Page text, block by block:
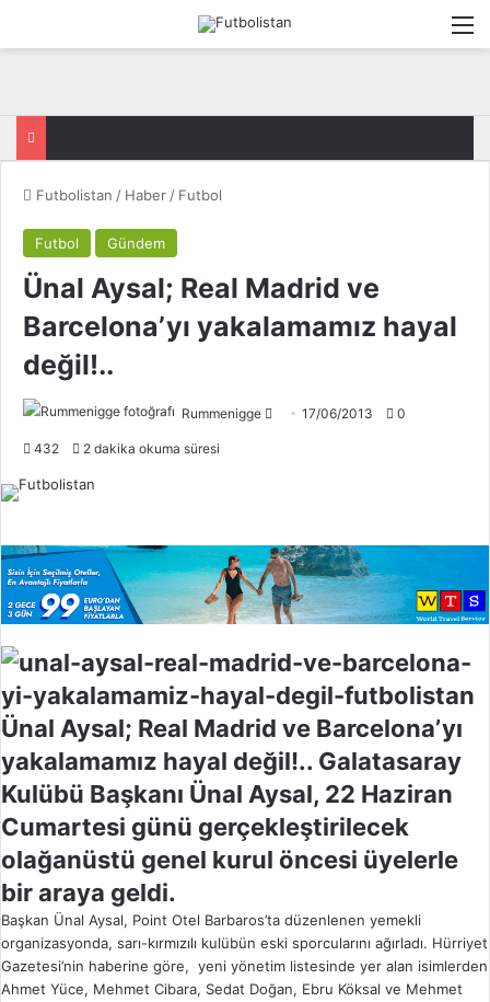
Futbolistan / Haber / Futbol
Futbol Gündem
Ünal Aysal; Real Madrid ve
Barcelona’yı yakalamamız hayal
değil!..
Rummenigge
w
o
n
X
17/06/2013 0
432 2 dakika okuma süresi
Ünal Aysal; Real Madrid ve Barcelona’yı
yakalamamız hayal değil!.. Galatasaray
Kulübü Başkanı Ünal Aysal, 22 Haziran
Cumartesi günü gerçekleştirilecek
olağanüstü genel kurul öncesi üyelerle
bir araya geldi.
Başkan Ünal Aysal, Point Otel Barbaros’ta düzenlenen yemekli
organizasyonda, sarı-kırmızılı kulübün eski sporcularını ağırladı. Hürriyet
Gazetesi’nin haberine göre, yeni yönetim listesinde yer alan isimlerden
Ahmet Yüce, Mehmet Cibara, Sedat Doğan, Ebru Köksal ve Mehmet